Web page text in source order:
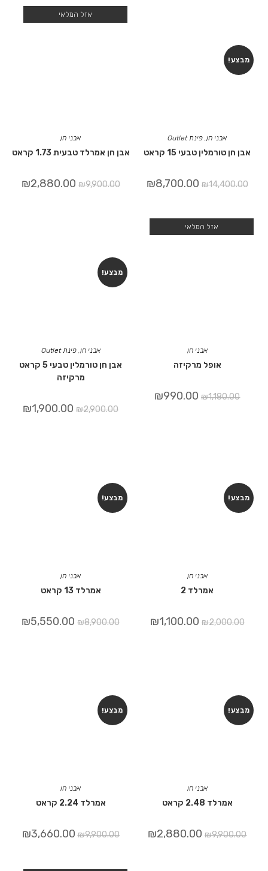
אזל המלאי
אבני חן
אבן חן אמרלד טבעית 1.73 קראט
₪9,900.00
₪2,880.00
מבצע!
אבני חן, פינת Outlet
אבן חן טורמלין טבעי 15 קראט
₪14,400.00
₪8,700.00
מבצע!
אבני חן,פינת Outlet
אבן חן טורמלין טבעי 5 קראט
מרקיזה
₪2,900.00
₪1,900.00
אזל המלאי
אבני חן
אופל מרקיזה
₪1,180.00
₪990.00
מבצע!
אבני חן
אמרלד 13 קראט
₪8,900.00
₪5,550.00
מבצע!
אבני חן
אמרלד 2
₪2,000.00
₪1,100.00
מבצע!
אבני חן
אמרלד 2.24 קראט
₪9,900.00
₪3,660.00
מבצע!
אבני חן
אמרלד 2.48 קראט
₪9,900.00
₪2,880.00